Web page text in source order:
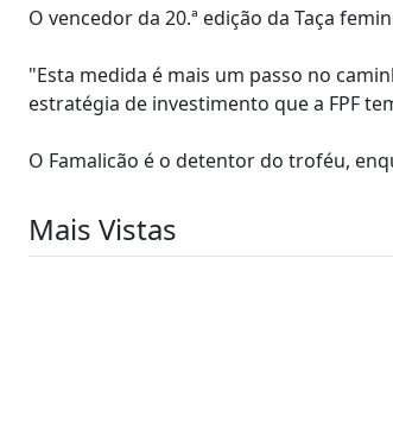
O vencedor da 20.ª edição da Taça
"Esta medida é mais um passo no
estratégia de investimento que a FPF
O Famalicão é o detentor do troféu,
Mais Vistas